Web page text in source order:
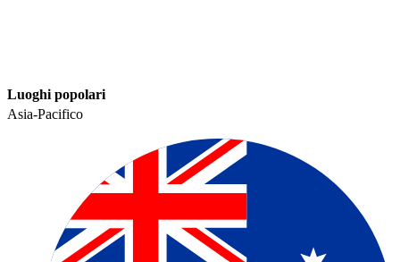
Luoghi popolari​​
Asia-Pacifico​​